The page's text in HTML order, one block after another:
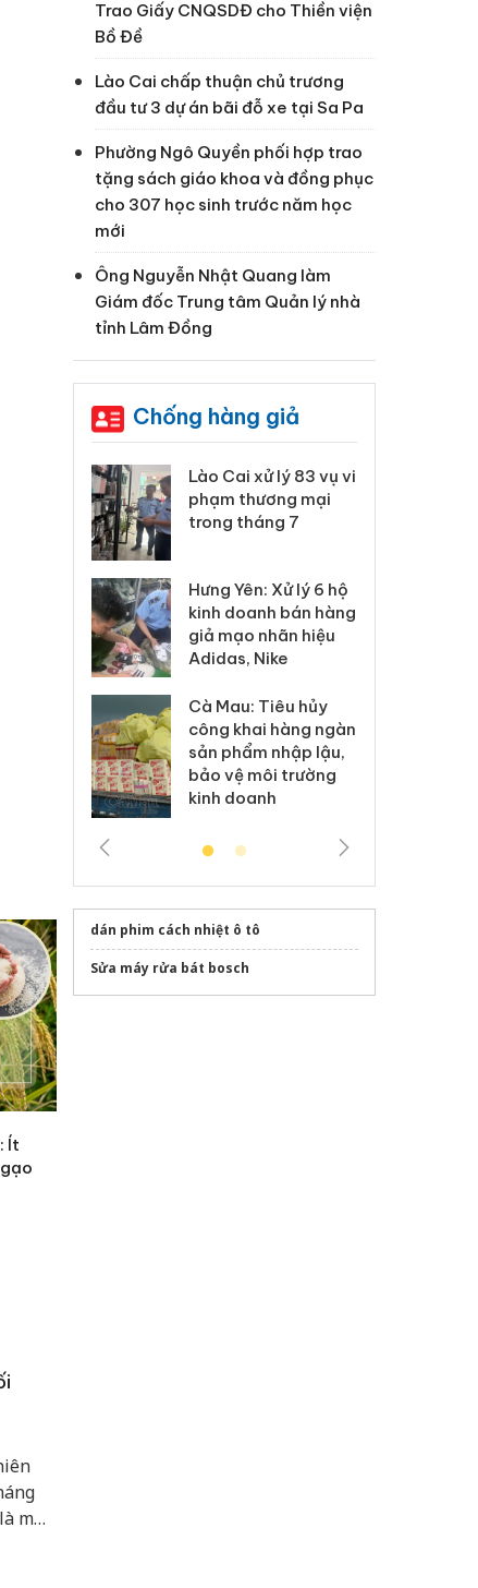
Ít
mức
Trao Giấy CNQSDĐ cho Thiền viện
Bồ Đề
Lào Cai chấp thuận chủ trương
đầu tư 3 dự án bãi đỗ xe tại Sa Pa
Phường Ngô Quyền phối hợp trao
tặng sách giáo khoa và đồng phục
cho 307 học sinh trước năm học
mới
Ông Nguyễn Nhật Quang làm
Giám đốc Trung tâm Quản lý nhà
tỉnh Lâm Đồng
Chống hàng giả
Hóa
vụ
giả
tượng
tại Phú
Lào Cai xử lý 83 vụ vi
phạm thương mại
trong tháng 7
Hưng Yên: Xử lý 6 hộ
kinh doanh bán hàng
giả mạo nhãn hiệu
Adidas, Nike
Cà Mau: Tiêu hủy
công khai hàng ngàn
sản phẩm nhập lậu,
bảo vệ môi trường
kinh doanh
dán phim cách nhiệt ô tô
Sửa máy rửa bát bosch